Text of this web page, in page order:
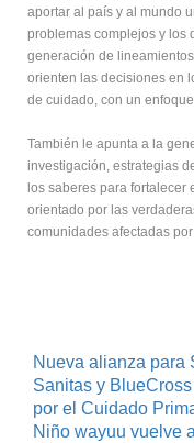
aportar al país y al mundo
problemas complejos y los
generación de
orienten las decisiones en
de cuidado, con un
También le apunta a la
investigación, estrategias
los saberes para
orientado por las
comunidades afectadas
Nueva alianza para
Sanitas y
por el Cuidado
Niño wayuu vuelve